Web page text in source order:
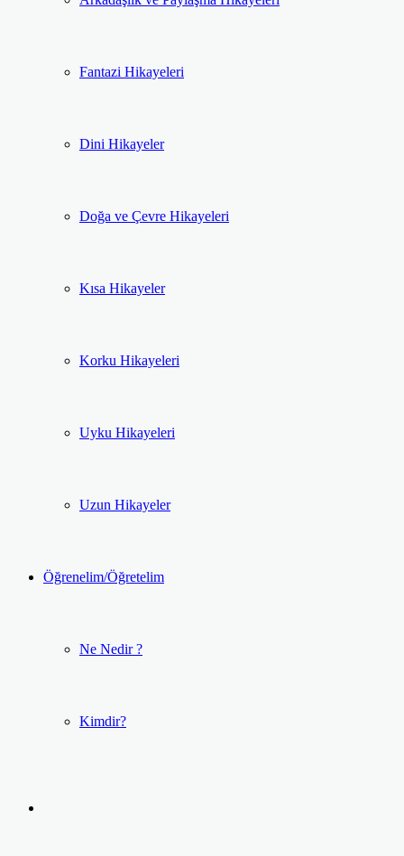
Fantazi Hikayeleri
Dini Hikayeler
Doğa ve Çevre Hikayeleri
Kısa Hikayeler
Korku Hikayeleri
Uyku Hikayeleri
Uzun Hikayeler
Öğrenelim/Öğretelim
Ne Nedir ?
Kimdir?